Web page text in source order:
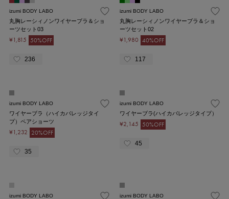
izumi BODY LABO
丸胸レーシィノンワイヤーブラ＆ショ
ーツセット03
¥1,815 50%OFF
236
izumi BODY LABO
丸胸レーシィノンワイヤーブラ＆ショ
ーツセット02
¥1,980 40%OFF
117
izumi BODY LABO
ワイヤーブラ（ハイカバレッジタイ
プ）ペアショーツ
¥1,232 20%OFF
35
izumi BODY LABO
ワイヤーブラ(ハイカバレッジタイプ）
¥2,145 50%OFF
45
izumi BODY LABO izumi BODY LABO